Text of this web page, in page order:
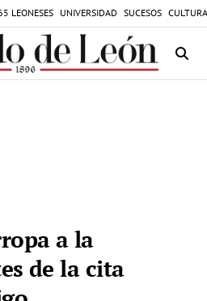
LEONESES UNIVERSIDAD SUCESOS
a la
de la cita